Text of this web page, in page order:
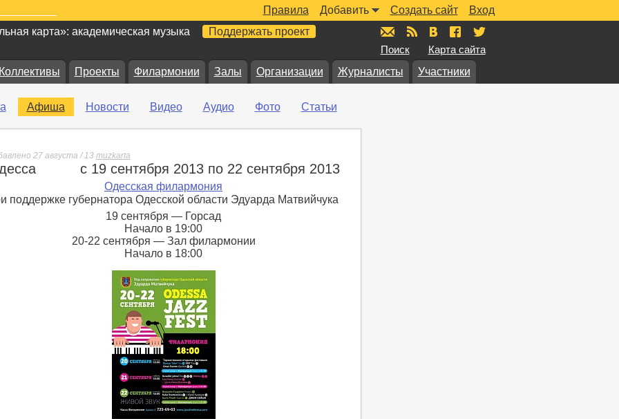
Вход
Создать сайт
Добавить
Правила
карта»: академическая музыка Поддержать проект
Поиск Карта сайта
Коллективы Проекты Филармонии Залы Организации Журналисты Участники
Афиша Новости Видео Аудио Фото Статьи
27 августа / 13 muzkarta
с 19 сентября 2013 по 22 сентября 2013
Одесская филармония
поддержке губернатора Одесской области Эдуарда Матвийчука
19 сентября — Горсад
Начало в 19:00
20-22 сентября — Зал филармонии
Начало в 18:00